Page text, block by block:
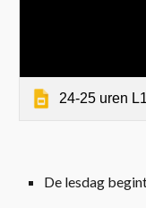
24-25 uren
De lesdag